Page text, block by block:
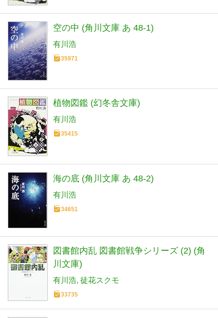
空の中 (角川文庫 あ 48-1)
有川浩
35971
植物図鑑 (幻冬舎文庫)
有川浩
35415
海の底 (角川文庫 あ 48-2)
有川浩
34651
図書館内乱 図書館戦争シリーズ (2) (角
川文庫)
有川浩 徒花スクモ
33735